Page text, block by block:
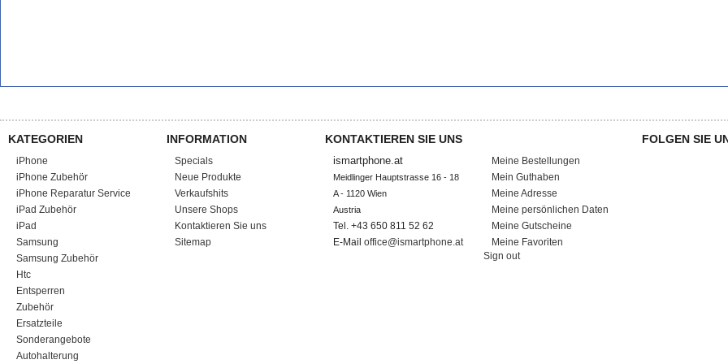
KATEGORIEN
iPhone
iPhone Zubehör
iPhone Reparatur Service
iPad Zubehör
iPad
Samsung
Samsung Zubehör
Htc
Entsperren
Zubehör
Ersatzteile
Sonderangebote
Autohalterung
INFORMATION
Specials
Neue Produkte
Verkaufshits
Unsere Shops
Kontaktieren Sie uns
Sitemap
KONTAKTIEREN SIE UNS
ismartphone.at
Meidlinger Hauptstrasse 16 - 18
A - 1120 Wien
Austria
Tel. +43 650 811 52 62
E-Mail office@ismartphone.at
Meine Bestellungen
Mein Guthaben
Meine Adresse
Meine persönlichen Daten
Meine Gutscheine
Meine Favoriten
Sign out
FOLGEN SIE